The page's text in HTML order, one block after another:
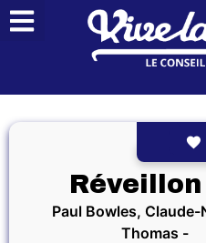
Paul Bowles, Claude-
Thomas